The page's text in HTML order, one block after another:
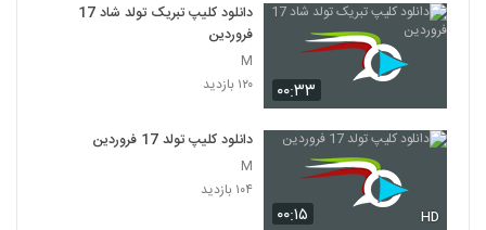
۰۰:۳۳
دانلود کلیپ تبریک تولد شاد 17
فروردین
M
۱۲۰ بازدید
۰۰:۱۵ HD
دانلود کلیپ تولد 17 فروردین
M
۱۰۴ بازدید